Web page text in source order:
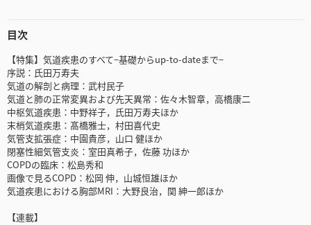
目次
【特集】気道疾患のすべて−基礎からup-to-dateまで−
序説：氏田万寿夫
気道の解剖と病理：武村民子
気道と肺の正常変異および先天異常：佐々木智章，高橋康二
中枢気道疾患：中野祥子，氏田万寿夫ほか
末梢気道疾患：髙橋雅士，村田喜代史
気管支拡張症：中園貴彦，山口 健ほか
閉塞性細気管支炎：室田真希子，佐藤 功ほか
COPDの臨床：松島秀和
画像で見るCOPD：松岡 伸，山城恒雄ほか
気道疾患における胸部MRI：大野良治，関 紳一郎ほか
【連載】